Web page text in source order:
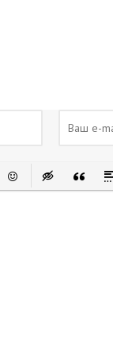
список
изображение
Вставить смайлик
Вставка